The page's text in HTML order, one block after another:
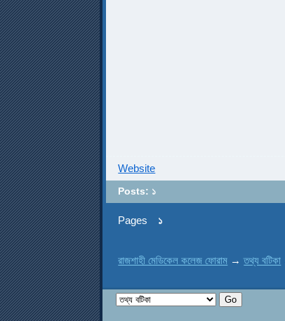
Website
Posts: ১
Pages ১
রাজশাহী মেডিকেল কলেজ ফোরাম →তথ্য বটিকা